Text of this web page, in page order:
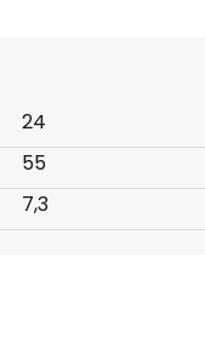
24
55
7,3